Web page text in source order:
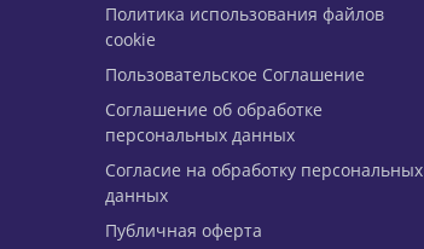
Политика использования файлов
cookie
Пользовательское Соглашение
Соглашение об обработке
персональных данных
Согласие на обработку персональных
данных
Публичная оферта